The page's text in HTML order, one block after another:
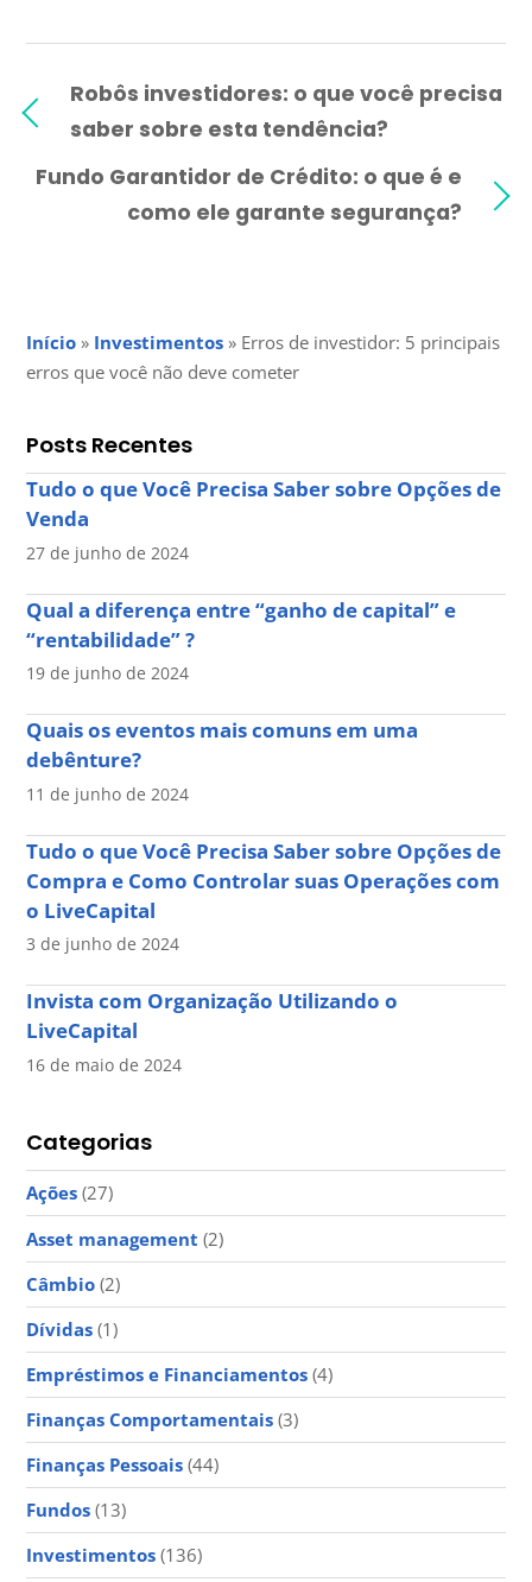
Robôs investidores: o que você precisa
saber sobre esta tendência?
Fundo Garantidor de Crédito: o que é e
como ele garante segurança?
Início » Investimentos » Erros de investidor: 5 principais
erros que você não deve cometer
Posts Recentes
Tudo o que Você Precisa Saber sobre Opções de
Venda
27 de junho de 2024
Qual a diferença entre “ganho de capital” e
“rentabilidade” ?
19 de junho de 2024
Quais os eventos mais comuns em uma
debênture?
11 de junho de 2024
Tudo o que Você Precisa Saber sobre Opções de
Compra e Como Controlar suas Operações com
o LiveCapital
3 de junho de 2024
Invista com Organização Utilizando o
LiveCapital
16 de maio de 2024
Categorias
Ações (27)
Asset management (2)
Câmbio (2)
Dívidas (1)
Empréstimos e Financiamentos (4)
Finanças Comportamentais (3)
Finanças Pessoais (44)
Fundos (13)
Investimentos (136)